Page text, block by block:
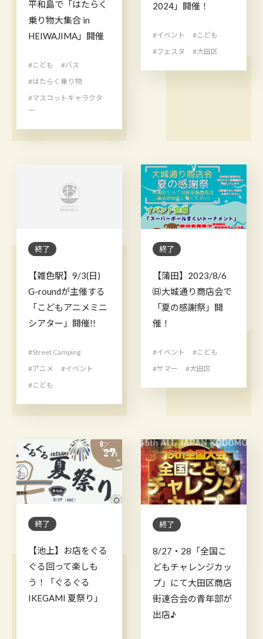
平和島で「はたらく
乗り物大集合 in
HEIWAJIMA」開催
#こども
#バス
#はたらく乗り物
#マスコットキャラクタ
ー
2024」開催！
#イベント
#こども
#フェスタ
#大田区
終了
【雑色駅】9/3(日)
G-roundが主催する
「こどもアニメミニ
シアター」開催!!
#Street Camping
#アニメ
#イベント
#こども
終了
【蒲田】2023/8/6
㈰大城通り商店会で
「夏の感謝祭」開
催！
#イベント
#こども
#サマー
#大田区
終了
【池上】お店をぐる
ぐる回って楽しも
う！「ぐるぐる
IKEGAMI 夏祭り」
終了
8/27・28「全国こ
どもチャレンジカッ
プ」にて大田区商店
街連合会の青年部が
出店♪